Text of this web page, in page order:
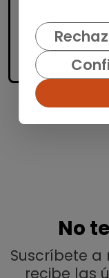
No
Suscríbete a
recibe las